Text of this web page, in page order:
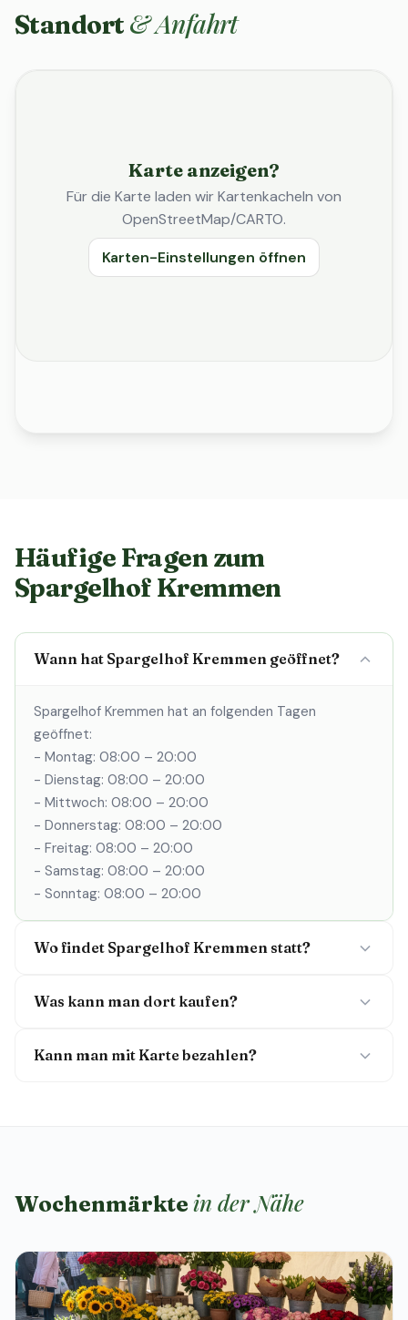
Standort & Anfahrt
Karte anzeigen?
Für die Karte laden wir Kartenkacheln von
OpenStreetMap/CARTO.
Karten-Einstellungen öffnen
Häufige Fragen zum
Spargelhof Kremmen
Wann hat Spargelhof Kremmen geöffnet?
Spargelhof Kremmen hat an folgenden Tagen
geöffnet:
- Montag: 08:00 – 20:00
- Dienstag: 08:00 – 20:00
- Mittwoch: 08:00 – 20:00
- Donnerstag: 08:00 – 20:00
- Freitag: 08:00 – 20:00
- Samstag: 08:00 – 20:00
- Sonntag: 08:00 – 20:00
Wo findet Spargelhof Kremmen statt?
Was kann man dort kaufen?
Kann man mit Karte bezahlen?
Wochenmärkte in der Nähe